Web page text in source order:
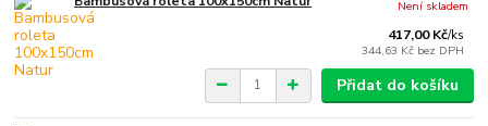
417,00 Kč/ks
344,63 Kč bez DPH
Není skladem
Přidat do košíku